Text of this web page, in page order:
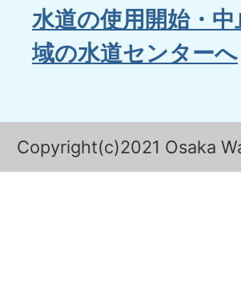
水道の使用開始・
域の水道センターへ
Copyright(c)2021 Osaka